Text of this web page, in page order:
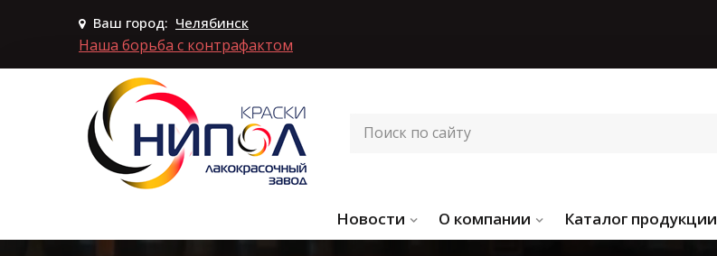
Ваш город: Челябинск
Наша борьба с контрафактом
Новости О компании Каталог продукции